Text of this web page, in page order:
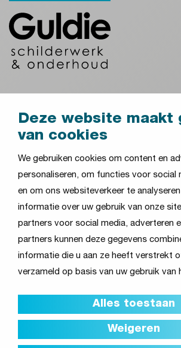
Deze website maakt
van cookies
We gebruiken cookies om content en
personaliseren, om functies voor social
en om ons websiteverkeer te
informatie over uw gebruik van onze
partners voor social media, adverteren
partners kunnen deze gegevens
informatie die u aan ze heeft verstrekt
verzameld op basis van uw gebruik van
Alles toestaan
Weigeren
VvE's en woningcorporaties
Onderwijsinstellingen
Zorginstellingen
Woningen
Bedrijven en organisaties
Anthonie Fokkerstraat 31,
3772 MP Barneveld
T:0342-412153
E:info@guldie.nl
© 2026 Guldie